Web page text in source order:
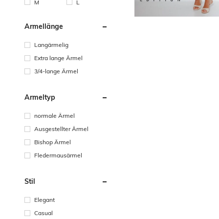
M
L
Ärmellänge
Langärmelig
Extra lange Ärmel
3/4-lange Ärmel
Ärmeltyp
normale Ärmel
Ausgestellter Ärmel
Bishop Ärmel
Fledermausärmel
Stil
Elegant
Casual